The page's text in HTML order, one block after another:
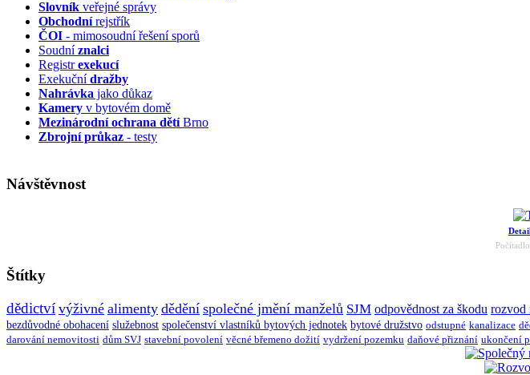
Slovník veřejné správy
Obchodnírejstřík
ČOI - mimosoudní řešení sporů
Soudníznalci
Registrexekucí
Exekučnídražby
Nahrávka jako důkaz
Kamery v bytovém domě
Mezinárodní ochrana dětíBrno
Zbrojní průkaz - testy
Návštěvnost
Štítky
dědictví výživné alimenty dědění společné jmění manželů SJM odpovědnost za škodu rozvod
bezdůvodné obohacení služebnost společenství vlastníků bytových jednotek bytové družstvo odstupné kanalizace
darování nemovitosti dům SVJ stavební povolení věcné břemeno dožití vydržení pozemku daňové přiznání ukončení